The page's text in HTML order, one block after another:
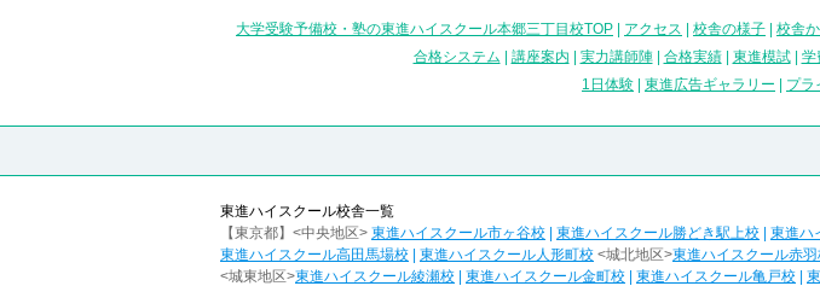
大学受験予備校・塾の東進ハイスクール本郷三丁目校TOP アクセス 校舎の様子 校舎
合格システム
講座案内 実力講師陣| 合格実績| 東進模試| 学
1日体験
東進広告ギャラリー プラ
東進ハイスクール校舎一覧
【東京都】<中央地区> 東進ハイスクール市ヶ谷校 東進ハイスクール勝どき駅上校 東進ハ
東進ハイスクール高田馬場校
東進ハイスクール人形町校 <城北地区>東進ハイスクール赤
<城東地区>東進ハイスクール綾瀬校 東進ハイスクール金町校 東進ハイスクール亀戸校